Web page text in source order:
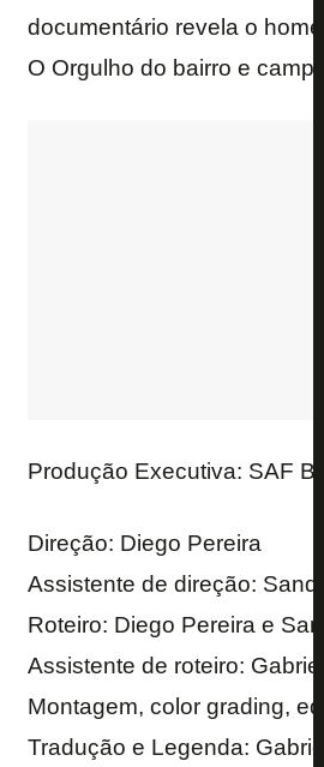
documentário revela o
O Orgulho do bairro e
Produção Executiva: SAF
Direção: Diego Pereira
Assistente de direção:
Roteiro: Diego Pereira e
Assistente de roteiro:
Montagem, color grading,
Tradução e Legenda: